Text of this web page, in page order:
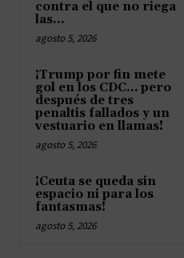
contra el que no riega
las...
agosto 5, 2026
¡Trump por fin mete
gol en los CDC… pero
después de tres
penaltis fallados y un
vestuario en llamas!
agosto 5, 2026
¡Ceuta se queda sin
espacio ni para los
fantasmas!
agosto 5, 2026